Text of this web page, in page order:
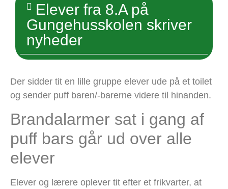
Elever fra 8.A på
Gungehusskolen skriver
nyheder
Der sidder tit en lille gruppe elever ude på et toilet
og sender puff baren/-barerne videre til hinanden.
Brandalarmer sat i gang af
puff bars går ud over alle
elever
Elever og lærere oplever tit efter et frikvarter, at